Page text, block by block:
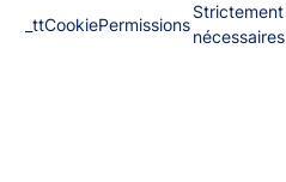
_ttCookiePermissions
Strictement
nécessaires